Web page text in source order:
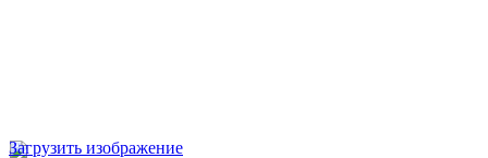
Загрузить изображение